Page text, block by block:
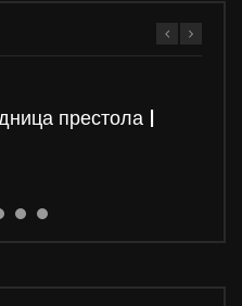
престола |